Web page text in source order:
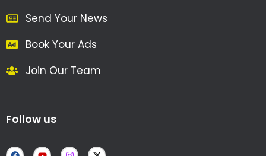
Send Your News
Book Your Ads
Join Our Team
Follow us